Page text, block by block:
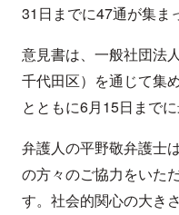
31日までに47通が集ま
意見書は、一般社団法人
千代田区）を通じて集
とともに6月15日まで
弁護人の平野敬弁護士
の方々のご協力をいた
す。社会的関心の大き